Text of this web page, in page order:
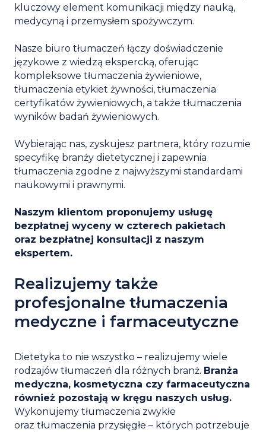
kluczowy element komunikacji między nauką,
medycyną i przemysłem spożywczym.
Nasze biuro tłumaczeń łączy doświadczenie
językowe z wiedzą ekspercką, oferując
kompleksowe tłumaczenia żywieniowe,
tłumaczenia etykiet żywności, tłumaczenia
certyfikatów żywieniowych, a także tłumaczenia
wyników badań żywieniowych.
Wybierając nas, zyskujesz partnera, który rozumie
specyfikę branży dietetycznej i zapewnia
tłumaczenia zgodne z najwyższymi standardami
naukowymi i prawnymi.
Naszym klientom proponujemy usługę
bezpłatnej wyceny w czterech pakietach
oraz bezpłatnej konsultacji z naszym
ekspertem.
Realizujemy także
profesjonalne tłumaczenia
medyczne i farmaceutyczne
Dietetyka to nie wszystko – realizujemy wiele
rodzajów tłumaczeń dla różnych branż. Branża
medyczna, kosmetyczna czy farmaceutyczna
również pozostają w kręgu naszych usług.
Wykonujemy tłumaczenia zwykłe
oraz tłumaczenia przysięgłe – których potrzebuje